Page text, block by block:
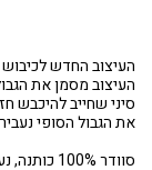
העיצוב מסמן את
סוודר